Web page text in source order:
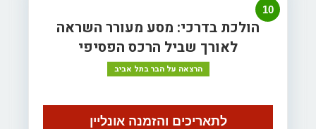
10
הולכת בדרכי: מסע מעורר השראה
לאורך שביל הרכס הפסיפי
הרצאה על הבר בתל אביב
לתאריכים והזמנה אונליין